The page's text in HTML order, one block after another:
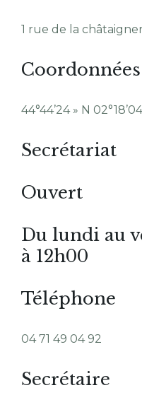
1 rue de la
Coordonnées
44°44’24 » N
Secrétariat
Ouvert
Du lundi au
à 12h00
Téléphone
04 71 49 04 92
Secrétaire